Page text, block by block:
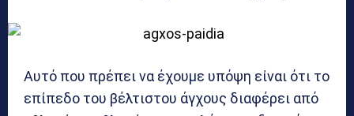
Αυτό που πρέπει να έχουμε υπόψη είναι ότι το
επίπεδο του βέλτιστου άγχους διαφέρει από